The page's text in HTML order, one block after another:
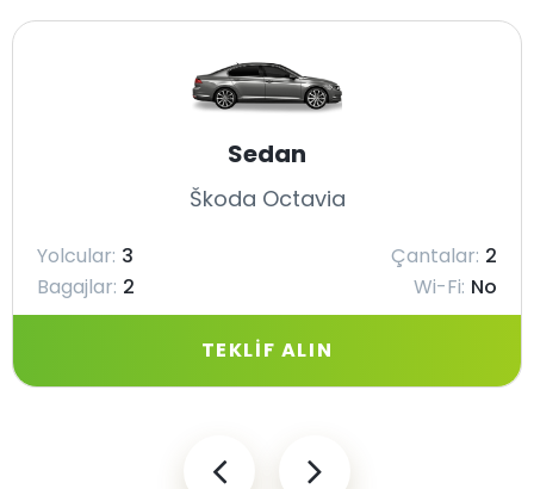
Sedan
Škoda Octavia
Yolcular: 3 Çantalar: 2
Bagajlar: 2 Wi-Fi: No
TEKLIF ALIN